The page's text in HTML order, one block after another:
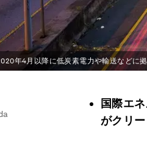
年4月以降に低炭素電力や輸送などに
国際エ
がクリ